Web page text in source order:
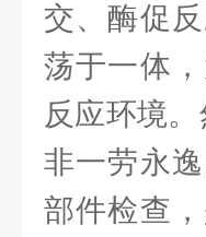
交、酶促
荡于一体
反应环境
非一劳永
部件检查